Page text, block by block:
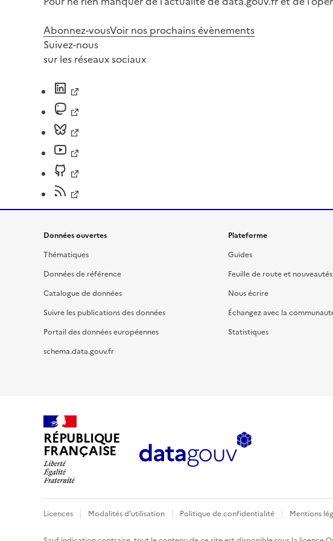
Abonnez-vousVoir nos prochains évènements
Suivez-nous
sur les réseaux sociaux
Données ouvertes
Thématiques
Données de référence
Catalogue de données
Suivre les publications des données
Portail des données européennes
schema.data.gouv.fr
Plateforme
Guides
Feuille de route et nouveautés
Nous écrire
Échangez avec la
Statistiques
RÉPUBLIQUE
FRANÇAISE
Licences Modalités d'utilisation Politique de confidentialité Mentions